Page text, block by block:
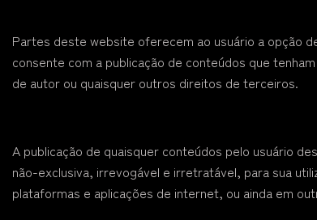
Partes deste website oferecem ao usuário a opção
consente com a publicação de conteúdos que
de autor ou quaisquer outros direitos de terceiros.
A publicação de quaisquer conteúdos pelo usuário
não-exclusiva, irrevogável e irretratável, para sua
plataformas e aplicações de internet, ou ainda em